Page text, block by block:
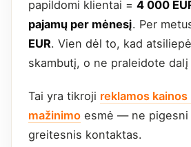
papildomi klientai = 4 000
pajamų per mėnesį. Per
EUR. Vien dėl to, kad
skambutį, o ne praleidote dalį
Tai yra tikroji reklamos
mažinimo esmė — ne pigesni
greitesnis kontaktas.